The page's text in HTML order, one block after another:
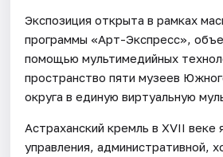
Экспозиция открыта в рамках
программы «Арт-Экспресс»,
помощью мультимедийных
пространство пяти музеев
округа в единую виртуальную
Астраханский кремль в XVII веке
управления, административной,